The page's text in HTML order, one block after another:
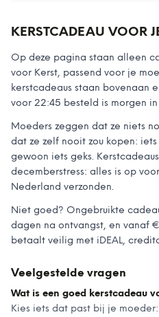
KERSTCADEAU VOOR
Op deze pagina staan alleen
voor Kerst, passend voor je
kerstcadeaus staan bovenaan
voor 22:45 besteld is morgen in
Moeders zeggen dat ze niets
dat ze zelf nooit zou kopen:
gewoon iets geks.
decemberstress: alles is op
Nederland verzonden.
Niet goed? Ongebruikte
dagen na ontvangst, en vanaf
betaalt veilig met iDEAL,
Veelgestelde vragen
Wat is een goed kerstcadeau
Kies iets dat past bij je